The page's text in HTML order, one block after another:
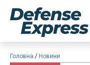
Головна Новини